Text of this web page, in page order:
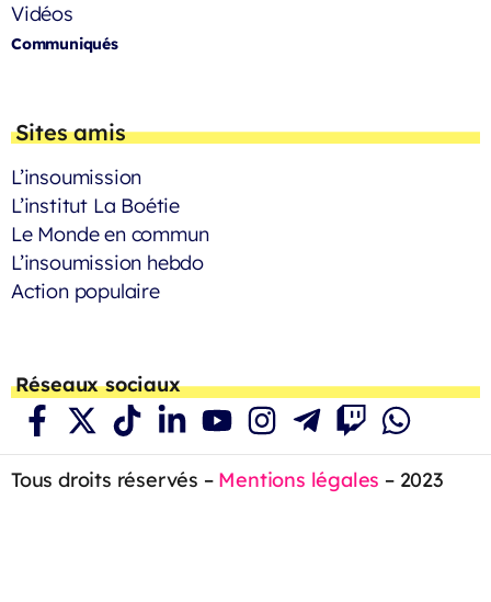
Vidéos
Communiqués
Sites amis
L’insoumission
L’institut La Boétie
Le Monde en commun
L’insoumission hebdo
Action populaire
Réseaux sociaux
Tous droits réservés – Mentions légales – 2023